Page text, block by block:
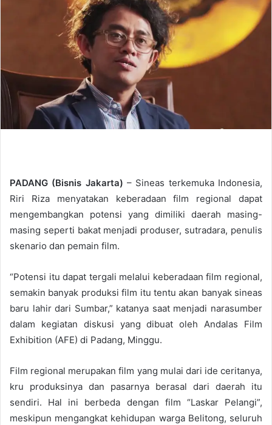
d
a
n
e
m
a
i
PADANG (Bisnis Jakarta) – Sineas terkemuka Indonesia,
Riri Riza menyatakan keberadaan film regional dapat
mengembangkan potensi yang dimiliki daerah masing-
masing seperti bakat menjadi produser, sutradara, penulis
skenario dan pemain film.
“Potensi itu dapat tergali melalui keberadaan film regional,
semakin banyak produksi film itu tentu akan banyak sineas
baru lahir dari Sumbar,” katanya saat menjadi narasumber
dalam kegiatan diskusi yang dibuat oleh Andalas Film
Exhibition (AFE) di Padang, Minggu.
Film regional merupakan film yang mulai dari ide ceritanya,
kru produksinya dan pasarnya berasal dari daerah itu
sendiri. Hal ini berbeda dengan film “Laskar Pelangi”,
meskipun mengangkat kehidupan warga Belitong, seluruh